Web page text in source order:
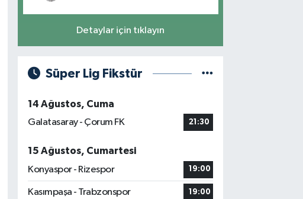
Detaylar için tıklayın
Süper Lig Fikstür
14 Ağustos, Cuma
Galatasaray - Çorum FK
21:30
15 Ağustos, Cumartesi
Konyaspor - Rizespor
19:00
Kasımpaşa - Trabzonspor 19:00